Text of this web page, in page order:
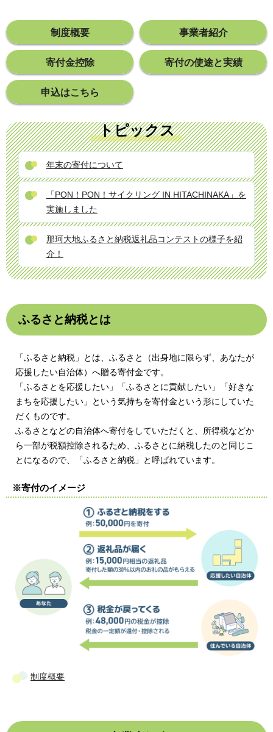
制度概要 事業者紹介
寄付金控除 寄付の使途と実績
申込はこちら
トピックス
年末の寄付について
「PON！PON！サイクリング IN HITACHINAKA」を
実施しました
那珂大地ふるさと納税返礼品コンテストの様子を紹
介！
ふるさと納税とは
「ふるさと納税」とは、ふるさと（出身地に限らず、あなたが
応援したい自治体）へ贈る寄付金です。
「ふるさとを応援したい」「ふるさとに貢献したい」「好きな
まちを応援したい」という気持ちを寄付金という形にしていた
だくものです。
ふるさとなどの自治体へ寄付をしていただくと、所得税などか
ら一部が税額控除されるため、ふるさとに納税したのと同じこ
とになるので、「ふるさと納税」と呼ばれています。
※寄付のイメージ
制度概要